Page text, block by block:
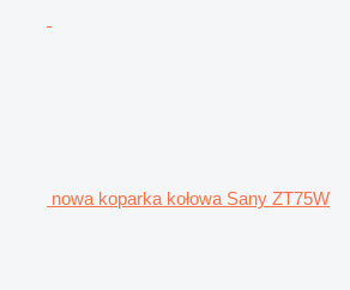
nowa koparka kołowa Sany ZT75W